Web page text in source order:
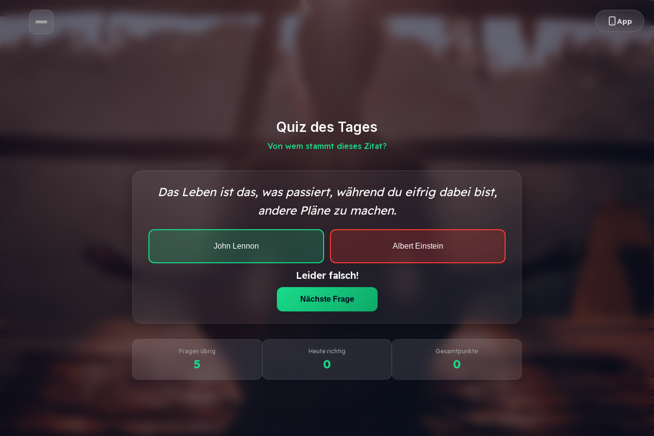
App
Quiz des Tages
Von wem stammt dieses Zitat?
Das Leben ist das, was passiert, während du eifrig dabei bist,
andere Pläne zu machen.
John Lennon Albert Einstein
Leider falsch!
Nächste Frage
Fragen übrig
5
Heute richtig
0
Gesamtpunkte
0